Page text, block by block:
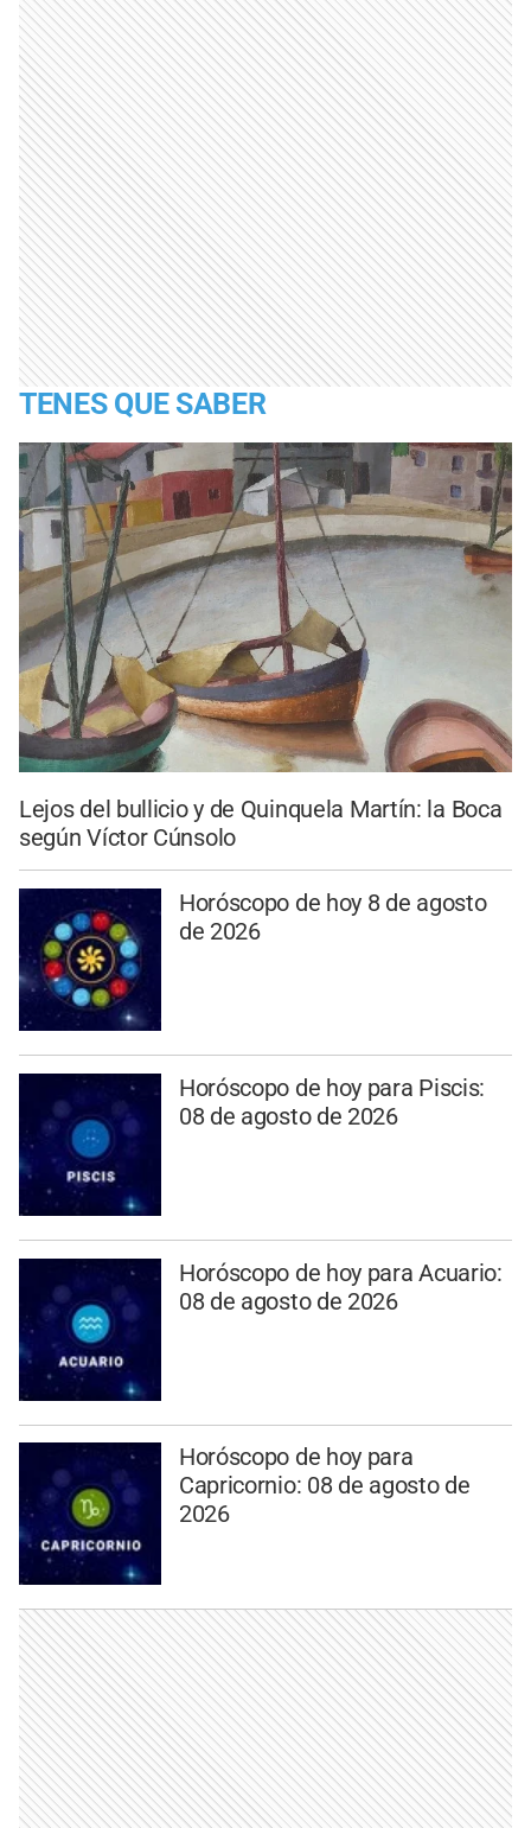
TENES QUE SABER
Lejos del bullicio y de Quinquela Martín: la Boca
según Víctor Cúnsolo
Horóscopo de hoy 8 de agosto
de 2026
Horóscopo de hoy para Piscis:
08 de agosto de 2026
Horóscopo de hoy para Acuario:
08 de agosto de 2026
Horóscopo de hoy para
Capricornio: 08 de agosto de
2026